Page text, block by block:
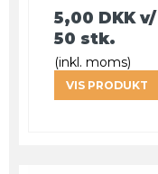
5,00 DKKv/
50 stk.
(inkl. moms)
VIS PRODUKT